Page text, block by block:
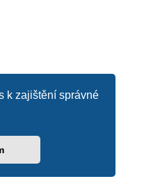
k zajištění správné